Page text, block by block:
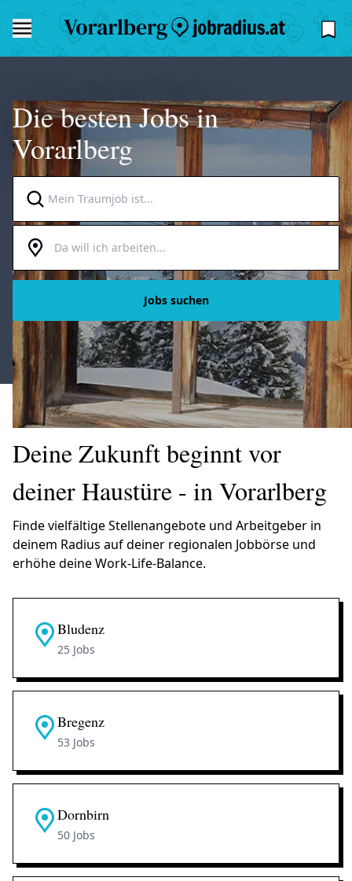
Die besten Jobs in
Vorarlberg
Jobs suchen
Deine Zukunft beginnt vor
deiner Haustüre - in Vorarlberg
Finde vielfältige Stellenangebote und Arbeitgeber in
deinem Radius auf deiner regionalen Jobbörse und
erhöhe deine Work-Life-Balance.
Bludenz
25 Jobs
Bregenz
53 Jobs
Dornbirn
50 Jobs